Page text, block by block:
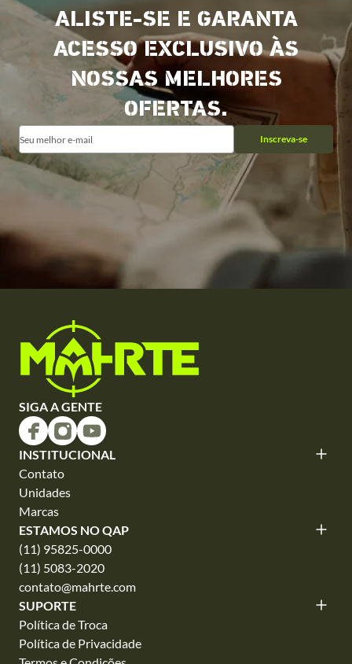
ALISTE-SE E GARANTA
ACESSO EXCLUSIVO ÀS
NOSSAS MELHORES
OFERTAS.
Inscreva-se
SIGA A GENTE
INSTITUCIONAL
Contato
Unidades
Marcas
ESTAMOS NO QAP
(11) 95825-0000
(11) 5083-2020
contato@mahrte.com
SUPORTE
Política de Troca
Política de Privacidade